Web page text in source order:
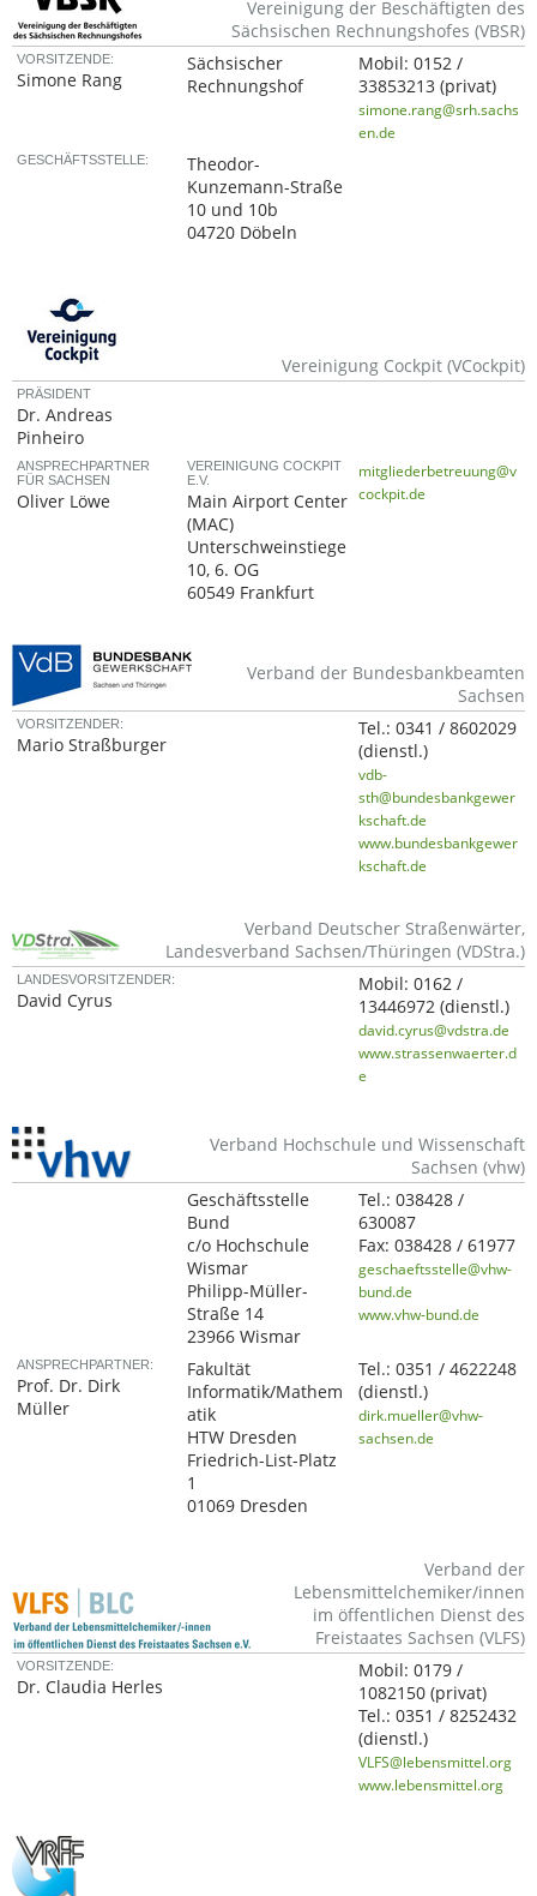
Vereinigung der Beschäftigten des
Sächsischen Rechnungshofes (VBSR)
VORSITZENDE:
Simone Rang
Sächsischer
Rechnungshof
Mobil:0152 /
33853213(privat)
simone.rang@srh.sachs
en.de
GESCHÄFTSSTELLE:
Theodor-
Kunzemann-Straße
10 und 10b
04720 Döbeln
Vereinigung Cockpit (VCockpit)
PRÄSIDENT
Dr. Andreas
Pinheiro
ANSPRECHPARTNER
FÜR SACHSEN
Oliver Löwe
VEREINIGUNG COCKPIT
E.V.
Main Airport Center
(MAC)
Unterschweinstiege
10, 6. OG
60549 Frankfurt
mitgliederbetreuung@v
cockpit.de
Verband der Bundesbankbeamten
Sachsen
VORSITZENDER:
Mario Straßburger
Tel.:0341 / 8602029
(dienstl.)
vdb-
sth@bundesbankgewer
kschaft.de
www.bundesbankgewer
kschaft.de
Verband Deutscher Straßenwärter,
Landesverband Sachsen/Thüringen (VDStra.)
LANDESVORSITZENDER:
David Cyrus
Mobil:0162 /
13446972(dienstl.)
david.cyrus@vdstra.de
www.strassenwaerter.d
e
Verband Hochschule und Wissenschaft
Sachsen (vhw)
Geschäftsstelle
Bund
c/o Hochschule
Wismar
Philipp-Müller-
Straße 14
23966 Wismar
Tel.:038428 /
630087
Fax:038428 / 61977
geschaeftsstelle@vhw-
bund.de
www.vhw-bund.de
ANSPRECHPARTNER:
Prof. Dr. Dirk
Müller
Fakultät
Informatik/Mathem
atik
HTW Dresden
Friedrich-List-Platz
1
01069 Dresden
Tel.:0351 / 4622248
(dienstl.)
dirk.mueller@vhw-
sachsen.de
Verband der
Lebensmittelchemiker/innen
im öffentlichen Dienst des
Freistaates Sachsen (VLFS)
VORSITZENDE:
Dr. Claudia Herles
Mobil:0179 /
1082150(privat)
Tel.:0351 / 8252432
(dienstl.)
VLFS@lebensmittel.org
www.lebensmittel.org